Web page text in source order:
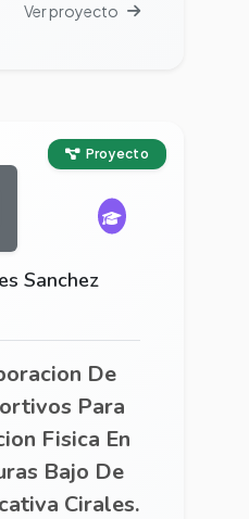
Ver proyecto
Proyecto
Sanchez
De
Para
Fisica En
Bajo De
Cirales.